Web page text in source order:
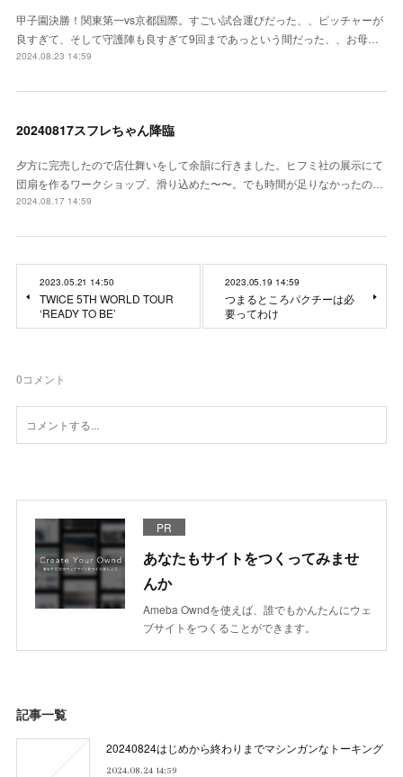
甲子園決勝！関東第一vs京都国際。すごい試合運びだった、、ピッチャーが
良すぎて、そして守護陣も良すぎて9回まであっという間だった、、お母…
2024.08.23 14:59
20240817スフレちゃん降臨
夕方に完売したので店仕舞いをして余韻に行きました。ヒフミ社の展示にて
団扇を作るワークショップ、滑り込めた〜〜。でも時間が足りなかったの…
2024.08.17 14:59
2023.05.21 14:50
TWICE 5TH WORLD TOUR
‘READY TO BE’
2023.05.19 14:59
つまるところパクチーは必
要ってわけ
0コメント
PR
あなたもサイトをつくってみませ
んか
Ameba Owndを使えば、誰でもかんたんにウェ
ブサイトをつくることができます。
記事一覧
20240824はじめから終わりまでマシンガンなトーキング
2024.08.24 14:59